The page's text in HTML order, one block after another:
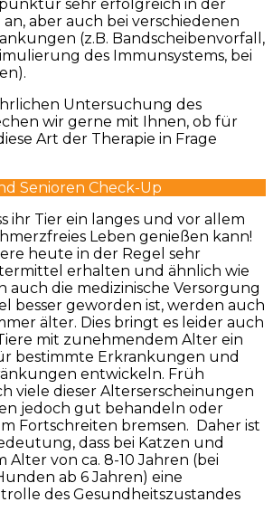
sehr erfolgreich in der
aber auch bei verschiedenen
(z.B. Bandscheibenvorfall,
des Immunsystems, bei
Untersuchung des
wir gerne mit Ihnen, ob für
Art der Therapie in Frage
Senioren Check-Up
ihr Tier ein langes und vor allem
Leben genießen kann!
heute in der Regel sehr
erhalten und ähnlich wie
auch die medizinische Versorgung
besser geworden ist, werden auch
älter. Dies bringt es leider auch
mit zunehmendem Alter ein
bestimmte Erkrankungen und
entwickeln. Früh
viele dieser Alterserscheinungen
jedoch gut behandeln oder
Fortschreiten bremsen. Daher ist
dass bei Katzen und
Alter von ca. 8-10 Jahren (bei
ab 6 Jahren) eine
des Gesundheitszustandes